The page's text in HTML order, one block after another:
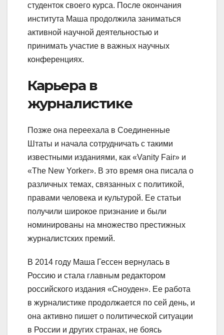
студенток своего курса. После окончания
института Маша продолжила заниматься
активной научной деятельностью и
принимать участие в важных научных
конференциях.
Карьера в
журналистике
Позже она переехала в Соединенные
Штаты и начала сотрудничать с такими
известными изданиями, как «Vanity Fair» и
«The New Yorker». В это время она писала о
различных темах, связанных с политикой,
правами человека и культурой. Ее статьи
получили широкое признание и были
номинированы на множество престижных
журналистских премий.
В 2014 году Маша Гессен вернулась в
Россию и стала главным редактором
российского издания «Сноуден». Ее работа
в журналистике продолжается по сей день, и
она активно пишет о политической ситуации
в России и других странах, не боясь